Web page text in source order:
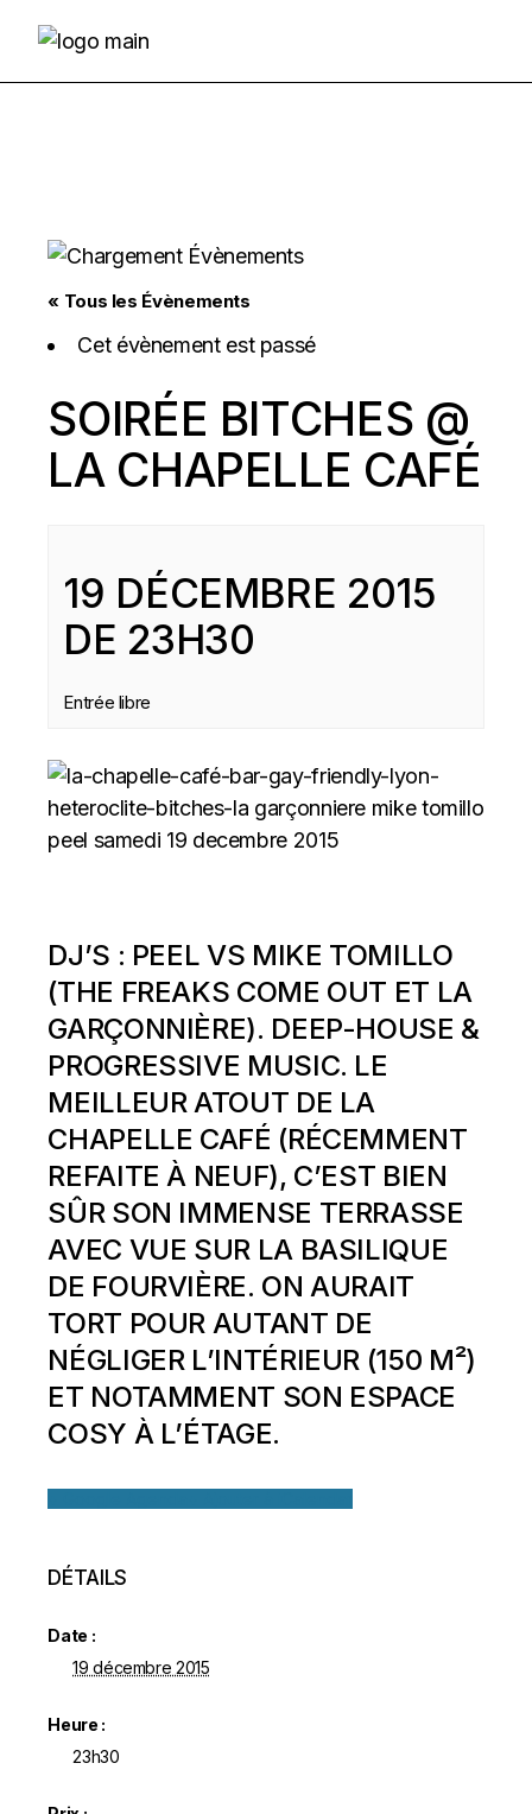
« Tous les Évènements
Cet évènement est passé
SOIRÉE BITCHES @
LA CHAPELLE CAFÉ
19 DÉCEMBRE 2015
DE 23H30
Entrée libre
DJ’S : PEEL VS MIKE TOMILLO
(THE FREAKS COME OUT ET LA
GARÇONNIÈRE). DEEP-HOUSE &
PROGRESSIVE MUSIC. LE
MEILLEUR ATOUT DE LA
CHAPELLE CAFÉ (RÉCEMMENT
REFAITE À NEUF), C’EST BIEN
SÛR SON IMMENSE TERRASSE
AVEC VUE SUR LA BASILIQUE
DE FOURVIÈRE. ON AURAIT
TORT POUR AUTANT DE
NÉGLIGER L’INTÉRIEUR (150 M²)
ET NOTAMMENT SON ESPACE
COSY À L’ÉTAGE.
DÉTAILS
Date :
19 décembre 2015
Heure :
23h30